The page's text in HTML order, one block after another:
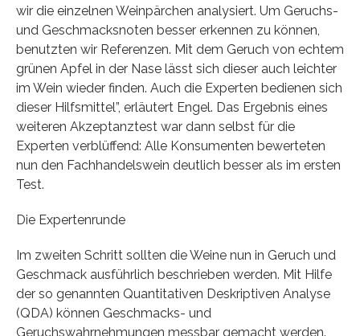
wir die einzelnen Weinpärchen analysiert. Um Geruchs-
und Geschmacksnoten besser erkennen zu können,
benutzten wir Referenzen. Mit dem Geruch von echtem
grünen Apfel in der Nase lässt sich dieser auch leichter
im Wein wieder finden. Auch die Experten bedienen sich
dieser Hilfsmittel”, erläutert Engel. Das Ergebnis eines
weiteren Akzeptanztest war dann selbst für die
Experten verblüffend: Alle Konsumenten bewerteten
nun den Fachhandelswein deutlich besser als im ersten
Test.
Die Expertenrunde
Im zweiten Schritt sollten die Weine nun in Geruch und
Geschmack ausführlich beschrieben werden. Mit Hilfe
der so genannten Quantitativen Deskriptiven Analyse
(QDA) können Geschmacks- und
Geruchswahrnehmungen messbar gemacht werden.